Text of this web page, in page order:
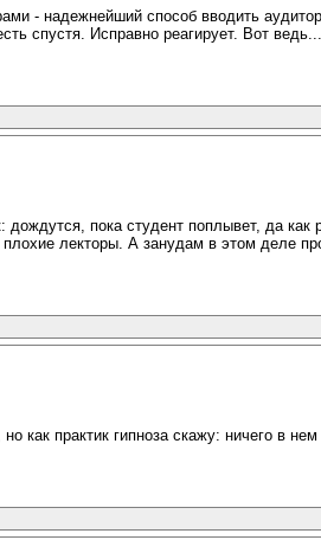
- надежнейший способ вводить
спустя. Исправно реагирует. Вот
пока студент поплывет, да как
лекторы. А занудам в этом деле
как практик гипноза скажу: ничего в